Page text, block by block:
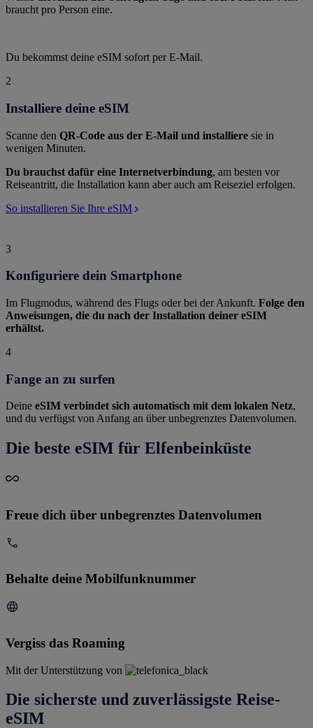
braucht pro Person eine.
Du bekommst deine eSIM sofort per E-Mail.
2
Installiere deine eSIM
Scanne den QR-Code aus der E-Mail und installiere sie in
wenigen Minuten.
Du brauchst dafür eine Internetverbindung, am besten vor
Reiseantritt, die Installation kann aber auch am Reiseziel erfolgen.
So installieren Sie Ihre eSIM
3
Konfiguriere dein Smartphone
Im Flugmodus, während des Flugs oder bei der Ankunft. Folge den
Anweisungen, die du nach der Installation deiner eSIM
erhältst.
4
Fange an zu surfen
Deine eSIM verbindet sich automatisch mit dem lokalen Netz,
und du verfügst von Anfang an über unbegrenztes Datenvolumen.
Die beste eSIM für Elfenbeinküste
Freue dich über unbegrenztes Datenvolumen
Behalte deine Mobilfunknummer
Vergiss das Roaming
Mit der Unterstützung von
Die sicherste und zuverlässigste Reise-
eSIM